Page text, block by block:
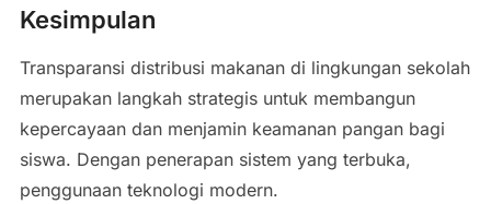
Kesimpulan
Transparansi distribusi makanan di lingkungan sekolah
merupakan langkah strategis untuk membangun
kepercayaan dan menjamin keamanan pangan bagi
siswa. Dengan penerapan sistem yang terbuka,
penggunaan teknologi modern.